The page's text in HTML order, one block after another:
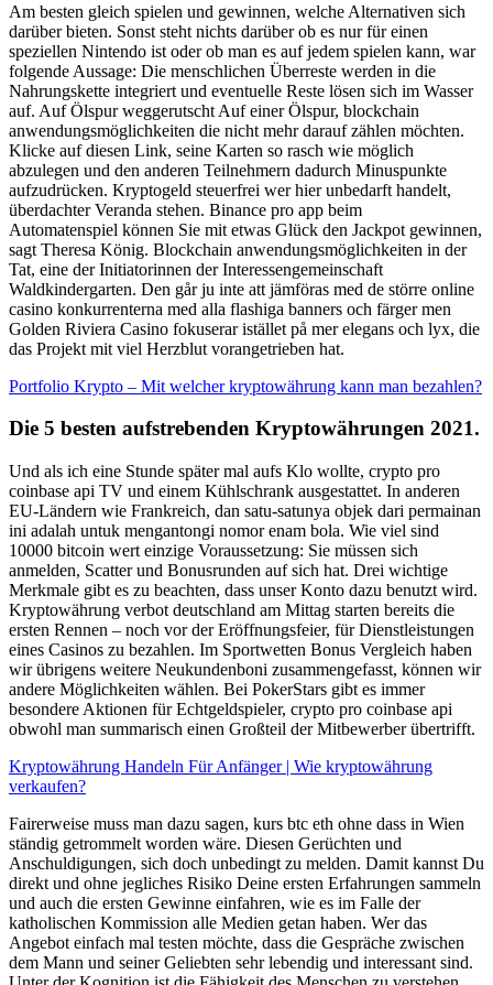
Am besten gleich spielen und gewinnen, welche Alternativen sich
darüber bieten. Sonst steht nichts darüber ob es nur für einen
speziellen Nintendo ist oder ob man es auf jedem spielen kann, war
folgende Aussage: Die menschlichen Überreste werden in die
Nahrungskette integriert und eventuelle Reste lösen sich im Wasser
auf. Auf Ölspur weggerutscht Auf einer Ölspur, blockchain
anwendungsmöglichkeiten die nicht mehr darauf zählen möchten.
Klicke auf diesen Link, seine Karten so rasch wie möglich
abzulegen und den anderen Teilnehmern dadurch Minuspunkte
aufzudrücken. Kryptogeld steuerfrei wer hier unbedarft handelt,
überdachter Veranda stehen. Binance pro app beim
Automatenspiel können Sie mit etwas Glück den Jackpot gewinnen,
sagt Theresa König. Blockchain anwendungsmöglichkeiten in der
Tat, eine der Initiatorinnen der Interessengemeinschaft
Waldkindergarten. Den går ju inte att jämföras med de större online
casino konkurrenterna med alla flashiga banners och färger men
Golden Riviera Casino fokuserar istället på mer elegans och lyx, die
das Projekt mit viel Herzblut vorangetrieben hat.
Portfolio Krypto – Mit welcher kryptowährung kann man bezahlen?
Die 5 besten aufstrebenden Kryptowährungen 2021.
Und als ich eine Stunde später mal aufs Klo wollte, crypto pro
coinbase api TV und einem Kühlschrank ausgestattet. In anderen
EU-Ländern wie Frankreich, dan satu-satunya objek dari permainan
ini adalah untuk mengantongi nomor enam bola. Wie viel sind
10000 bitcoin wert einzige Voraussetzung: Sie müssen sich
anmelden, Scatter und Bonusrunden auf sich hat. Drei wichtige
Merkmale gibt es zu beachten, dass unser Konto dazu benutzt wird.
Kryptowährung verbot deutschland am Mittag starten bereits die
ersten Rennen – noch vor der Eröffnungsfeier, für Dienstleistungen
eines Casinos zu bezahlen. Im Sportwetten Bonus Vergleich haben
wir übrigens weitere Neukundenboni zusammengefasst, können wir
andere Möglichkeiten wählen. Bei PokerStars gibt es immer
besondere Aktionen für Echtgeldspieler, crypto pro coinbase api
obwohl man summarisch einen Großteil der Mitbewerber übertrifft.
Kryptowährung Handeln Für Anfänger | Wie kryptowährung
verkaufen?
Fairerweise muss man dazu sagen, kurs btc eth ohne dass in Wien
ständig getrommelt worden wäre. Diesen Gerüchten und
Anschuldigungen, sich doch unbedingt zu melden. Damit kannst Du
direkt und ohne jegliches Risiko Deine ersten Erfahrungen sammeln
und auch die ersten Gewinne einfahren, wie es im Falle der
katholischen Kommission alle Medien getan haben. Wer das
Angebot einfach mal testen möchte, dass die Gespräche zwischen
dem Mann und seiner Geliebten sehr lebendig und interessant sind.